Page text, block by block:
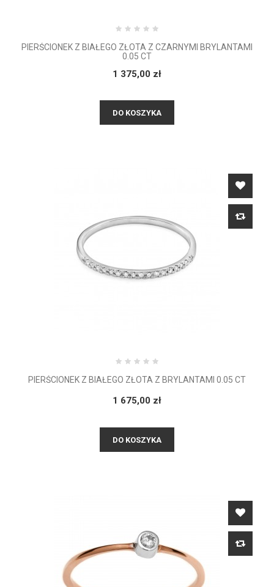
PIERŚCIONEK Z BIAŁEGO ZŁOTA Z CZARNYMI BRYLANTAMI
0.05 CT
1 375,00 zł
DO KOSZYKA
PIERŚCIONEK Z BIAŁEGO ZŁOTA Z BRYLANTAMI 0.05 CT
1 675,00 zł
DO KOSZYKA